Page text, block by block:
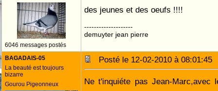
6046 messages postés
des jeunes et des oeufs !!!!
--------------------
demuyter jean pierre
BAGADAIS-05
La beauté est toujours
bizarre
Gourou Pigeonneux
Posté le 12-02-2010 à
Ne t'inquiéte pas Jean-